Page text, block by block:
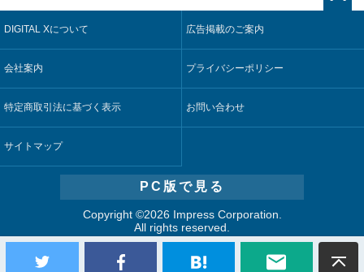
検証
近大病院と中外製薬、治験参加者組み入れに電子カルテとAI
5
【COMPUTEX 2026：Arm編】チップ自社製造で鍵を握る台
湾サプライチェーン、英Armが連携を強調
回】
製造業の現場の暗黙知を組織横断で活用するためのナレッジ
5
Umios、消費者起点の販売計画策定に向けたAIシステムを本格
稼働
DIGITAL Xについて 広告掲載のご案内
会社案内 プライバシーポリシー
特定商取引法に基づく表示 お問い合わせ
サイトマップ
PC版で見る
Copyright ©2026 Impress Corporation.
All rights reserved.